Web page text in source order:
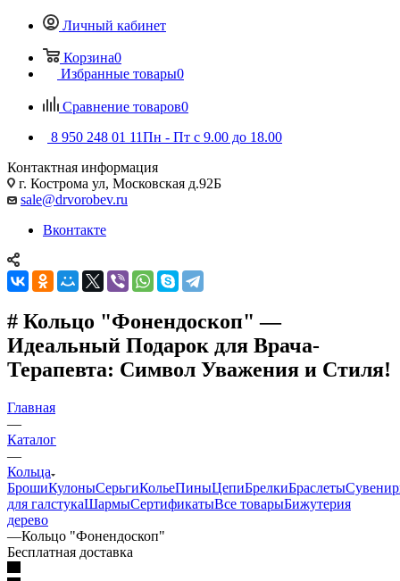
Личный кабинет
Корзина0
Избранные товары0
Сравнение товаров0
8 950 248 01 11Пн - Пт с 9.00 до 18.00
Контактная информация
г. Кострома ул, Московская д.92Б
sale@drvorobev.ru
Вконтакте
# Кольцо "Фонендоскоп" —
Идеальный Подарок для Врача-
Терапевта: Символ Уважения и Стиля!
Главная
—
Каталог
—
Кольца
БрошиКулоныСерьгиКольеПиныЦепиБрелкиБраслеты
для галстукаШармыСертификатыВсе товарыБижутерия
дерево
—Кольцо "Фонендоскоп"
Бесплатная доставка